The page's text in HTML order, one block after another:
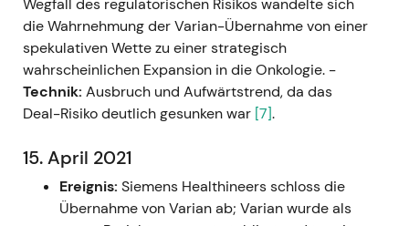
Wegfall des regulatorischen Risikos wandelte sich
die Wahrnehmung der Varian-Übernahme von einer
spekulativen Wette zu einer strategisch
wahrscheinlichen Expansion in die Onkologie. -
Technik: Ausbruch und Aufwärtstrend, da das
Deal-Risiko deutlich gesunken war [7].
15. April 2021
Ereignis: Siemens Healthineers schloss die
Übernahme von Varian ab; Varian wurde als